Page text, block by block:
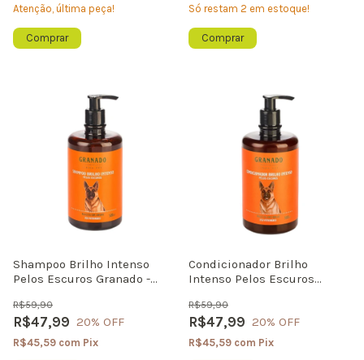
Atenção, última peça!
Só restam 2 em estoque!
Shampoo Brilho Intenso
Pelos Escuros Granado -
500ml
R$47,99
R$59,90
20% OFF
R$45,59 com Pix
Condicionador Brilho
Intenso Pelos Escuros
Brilho 500ml
R$47,99
R$59,90
20% OFF
R$45,59 com Pix